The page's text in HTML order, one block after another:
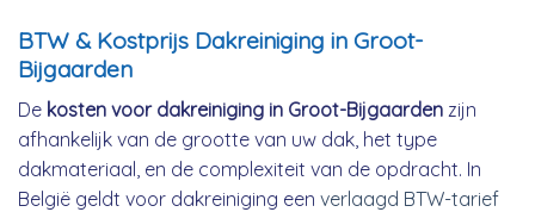
BTW & Kostprijs Dakreiniging in Groot-
Bijgaarden
De kosten voor dakreiniging in Groot-Bijgaarden zijn
afhankelijk van de grootte van uw dak, het type
dakmateriaal, en de complexiteit van de opdracht. In
België geldt voor dakreiniging een verlaagd BTW-tarief